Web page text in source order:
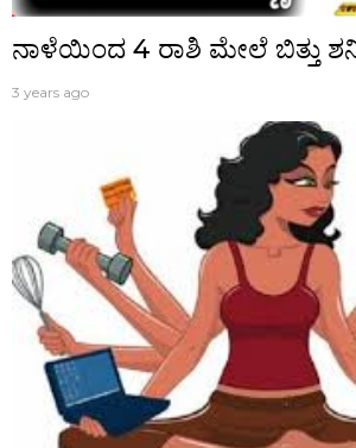
ನಾಳೆಯಿಂದ 4 ರಾಶಿ ಮೇಲೆ ಬಿತ್ತು
3 years ago